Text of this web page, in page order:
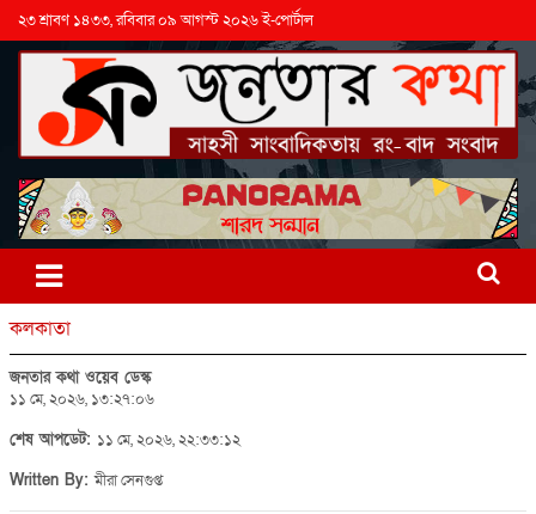
২৩ শ্রাবণ ১৪৩৩, রবিবার ০৯ আগস্ট ২০২৬ ই-পোর্টাল
কলকাতা
জনতার কথা ওয়েব ডেস্ক
১১ মে, ২০২৬, ১৩:২৭:০৬
শেষ আপডেট: ১১ মে, ২০২৬, ২২:৩৩:১২
Written By:মীরা সেনগুপ্ত